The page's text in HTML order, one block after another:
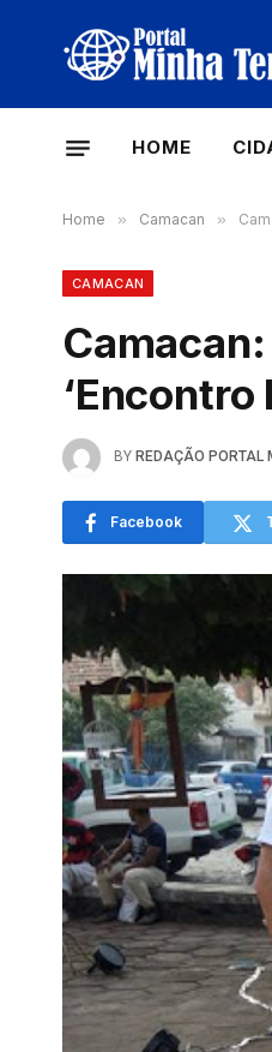
HOME
Home » Camacan »
CAMACAN
BY REDAÇÃO PORTAL
Facebook